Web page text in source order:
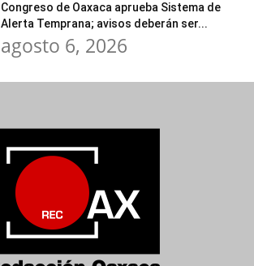
Congreso de Oaxaca aprueba Sistema de
Alerta Temprana; avisos deberán ser...
agosto 6, 2026